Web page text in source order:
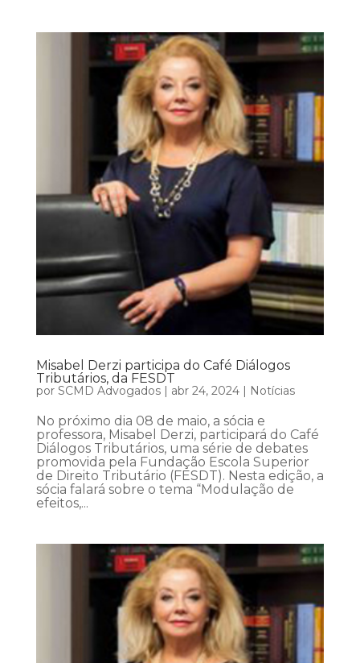
Misabel Derzi participa do Café Diálogos
Tributários, da FESDT
por SCMD Advogados| abr 24, 2024| Notícias
No próximo dia 08 de maio, a sócia e
professora, Misabel Derzi, participará do Café
Diálogos Tributários, uma série de debates
promovida pela Fundação Escola Superior
de Direito Tributário (FESDT). Nesta edição, a
sócia falará sobre o tema “Modulação de
efeitos,...